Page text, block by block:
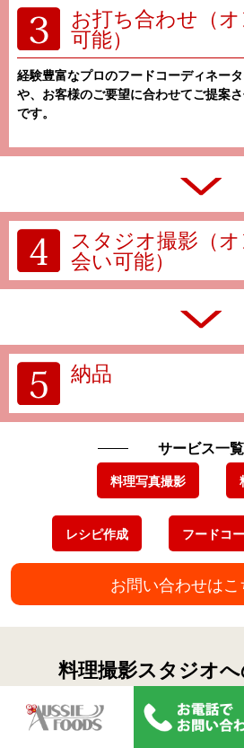
お打ち合わせ（
可能）
経験豊富なプロのフードコーディネー
や、お客様のご要望に合わせてご提案
です。
スタジオ撮影（
会い可能）
納品
サービス一覧
料理写真撮影
レシピ作成 フードコ
お問い合わせは
料理撮影スタジオ
新宿本社スタジ